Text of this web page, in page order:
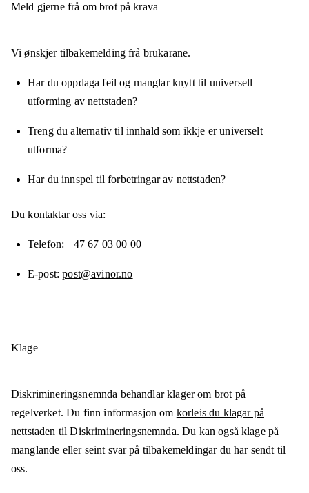
Meld gjerne frå om brot på krava
Vi ønskjer tilbakemelding frå brukarane.
Har du oppdaga feil og manglar knytt til universell
utforming av nettstaden?
Treng du alternativ til innhald som ikkje er universelt
utforma?
Har du innspel til forbetringar av nettstaden?
Du kontaktar oss via:
Telefon +47 67 03 00 00
E-post post@avinor.no
Klage
Diskrimineringsnemnda behandlar klager om brot på
regelverket. Du finn informasjon om korleis du klagar på
nettstaden til Diskrimineringsnemnda. Du kan også klage på
manglande eller seint svar på tilbakemeldingar du har sendt til
oss.